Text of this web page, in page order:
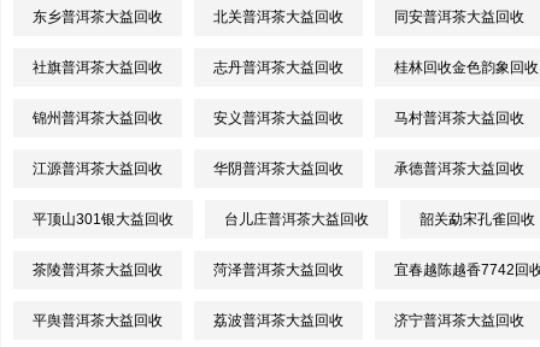
东乡普洱茶大益回收 北关普洱茶大益回收 同安普洱茶大益回收
社旗普洱茶大益回收 志丹普洱茶大益回收 桂林回收金色韵象回收
锦州普洱茶大益回收 安义普洱茶大益回收 马村普洱茶大益回收
江源普洱茶大益回收 华阴普洱茶大益回收 承德普洱茶大益回收
平顶山301银大益回收 台儿庄普洱茶大益回收 韶关勐宋孔雀回收
茶陵普洱茶大益回收 菏泽普洱茶大益回收 宜春越陈越香7742回
平舆普洱茶大益回收 荔波普洱茶大益回收 济宁普洱茶大益回收